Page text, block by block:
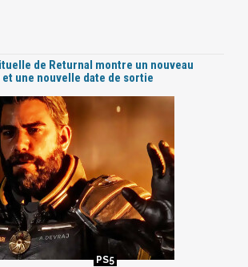
de Returnal montre un nouveau
une nouvelle date de sortie